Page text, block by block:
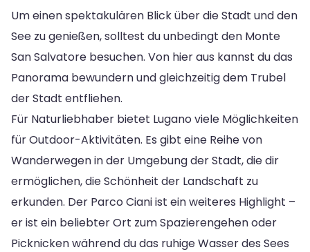
Um einen spektakulären Blick über die Stadt und den
See zu genießen, solltest du unbedingt den Monte
San Salvatore besuchen. Von hier aus kannst du das
Panorama bewundern und gleichzeitig dem Trubel
der Stadt entfliehen.
Für Naturliebhaber bietet Lugano viele Möglichkeiten
für Outdoor-Aktivitäten. Es gibt eine Reihe von
Wanderwegen in der Umgebung der Stadt, die dir
ermöglichen, die Schönheit der Landschaft zu
erkunden. Der Parco Ciani ist ein weiteres Highlight –
er ist ein beliebter Ort zum Spazierengehen oder
Picknicken während du das ruhige Wasser des Sees